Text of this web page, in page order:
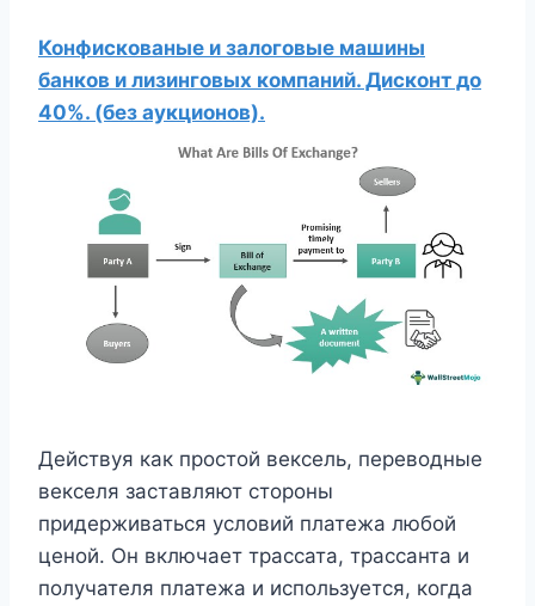
Конфискованые и залоговые машины
банков и лизинговых компаний. Дисконт до
40%. (без аукционов).
Действуя как простой вексель, переводные
векселя заставляют стороны
придерживаться условий платежа любой
ценой. Он включает трассата, трассанта и
получателя платежа и используется, когда